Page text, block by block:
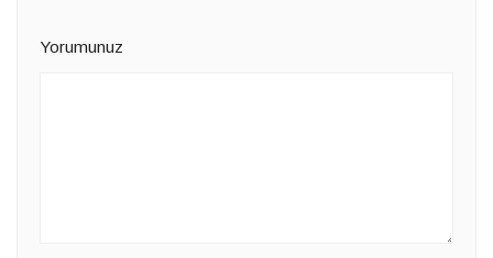
Yorumunuz